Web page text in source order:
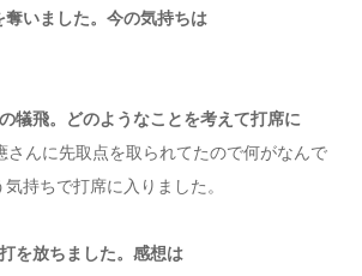
奪いました。今の気持ちは
犠飛。どのようなことを考えて打席に
さんに先取点を取られてたので何がなんで
持ちで打席に入りました。
を放ちました。感想は